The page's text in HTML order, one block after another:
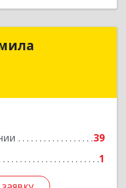
39
1
Людмила
Подробнее